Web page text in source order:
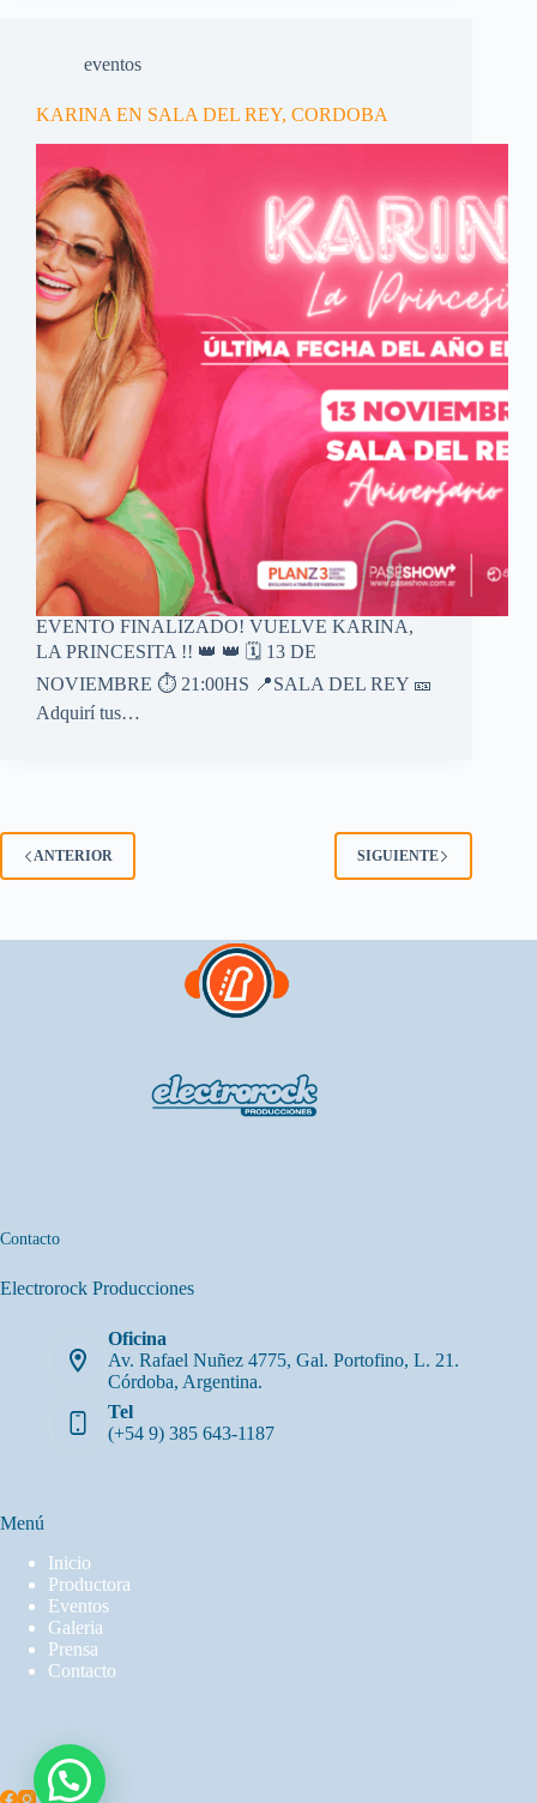
eventos
KARINA EN SALA DEL REY, CORDOBA
EVENTO FINALIZADO! VUELVE KARINA,
LA PRINCESITA !! 👑 👑 🗓️ 13 DE
NOVIEMBRE ⏱️ 21:00HS 📍SALA DEL REY 🎫
Adquirí tus…
ANTERIOR SIGUIENTE
Contacto
Electrorock Producciones
Oficina
Av. Rafael Nuñez 4775, Gal. Portofino, L. 21.
Córdoba, Argentina.
Tel
(+54 9) 385 643-1187
Menú
Inicio
Productora
Eventos
Galeria
Prensa
Contacto